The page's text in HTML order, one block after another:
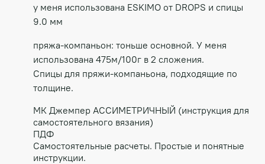
у меня использована ESKIMO от DROPS и спицы
9.0 мм
пряжа-компаньон: тоньше основной. У меня
использована 475м/100г в 2 сложения.
Спицы для пряжи-компаньона, подходящие по
толщине.
МК Джемпер АССИМЕТРИЧНЫЙ (инструкция для
самостоятельного вязания)
ПДФ
Самостоятельные расчеты. Простые и понятные
инструкции.